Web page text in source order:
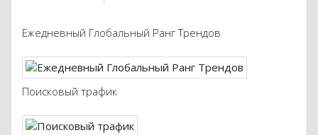
Ежедневный Глобальный Ранг Трендов
Поисковый трафик